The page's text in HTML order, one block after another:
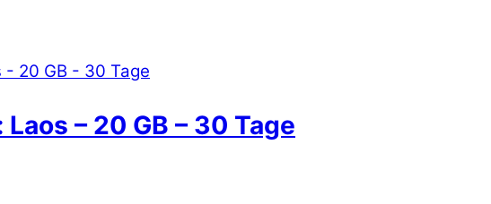
– 20 GB – 30 Tage